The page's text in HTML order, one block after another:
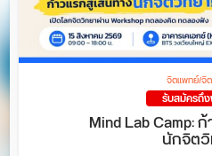
จิตแพทย์/จิ
รับสมัครถึ
Mind Lab Camp:
นักจิต